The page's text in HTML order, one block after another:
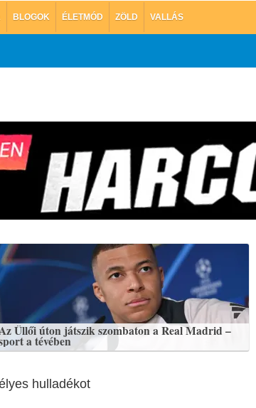
BLOGOK ÉLETMÓD ZÖLD VALLÁS
Üllői úton játszik szombaton a Real Madrid –
a tévében
hulladékot